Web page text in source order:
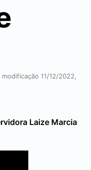
11/12/2022,
Laize Marcia